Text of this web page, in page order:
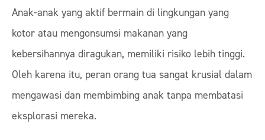
Anak-anak yang aktif bermain di lingkungan yang
kotor atau mengonsumsi makanan yang
kebersihannya diragukan, memiliki risiko lebih tinggi.
Oleh karena itu, peran orang tua sangat krusial dalam
mengawasi dan membimbing anak tanpa membatasi
eksplorasi mereka.